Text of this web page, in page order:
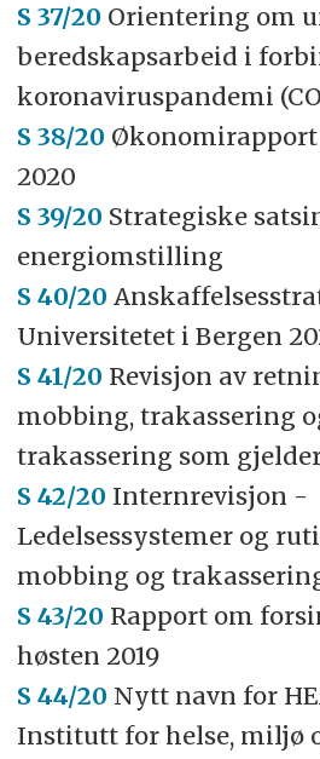
S 37/20 Orientering om
beredskapsarbeid i
koronaviruspandemi
S 38/20
2020
S 39/20 Strategiske
energiomstilling
S 40/20
Universitetet i Bergen
S 41/20 Revisjon av
mobbing, trakassering
trakassering som
S 42/20 Internrevisjon -
Ledelsessystemer og
mobbing og
S 43/20 Rapport om
høsten 2019
S 44/20 Nytt navn for
Institutt for helse, miljø